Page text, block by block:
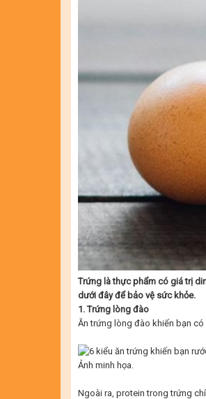
Trứng là thực phẩm có giá trị
dưới đây để bảo vệ sức khỏe.
1. Trứng lòng đào
Ăn trứng lòng đào khiến bạn
Ảnh minh họa.
Ngoài ra, protein trong trứng